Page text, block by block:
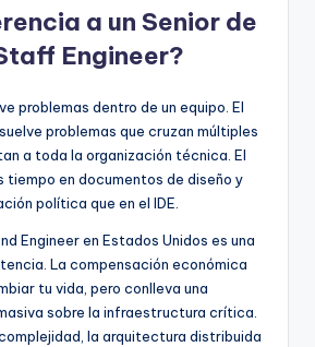
a un Senior de
Engineer?
problemas dentro de un equipo. El
problemas que cruzan múltiples
a toda la organización técnica. El
tiempo en documentos de diseño y
política que en el IDE.
Engineer en Estados Unidos es una
La compensación económica
tu vida, pero conlleva una
sobre la infraestructura crítica.
la arquitectura distribuida